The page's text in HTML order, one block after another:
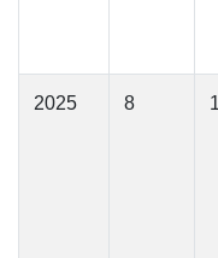
2025 8 1